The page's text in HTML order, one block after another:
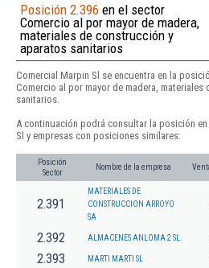
Posición 2.396 en el sector
Comercio al por mayor de madera,
materiales de construcción y
aparatos sanitarios
Comercial Marpin Sl se encuentra en la
Comercio al por mayor de madera,
sanitarios.
A continuación podrá consultar la posición
Sl y empresas con posiciones similares:
Posición
Sector
Nombre de la empresa
2.391
MATERIALES DE
CONSTRUCCION ARROYO
SA
2.392 ALMACENES ANLOMA 2 SL.
2.393 MARTI MARTI SL